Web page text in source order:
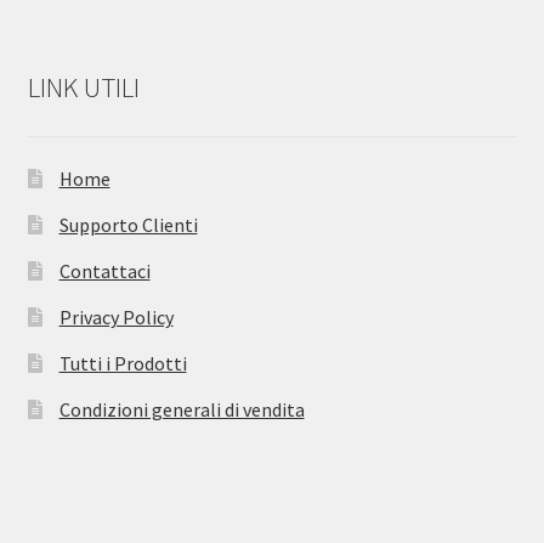
LINK UTILI
Home
Supporto Clienti
Contattaci
Privacy Policy
Tutti i Prodotti
Condizioni generali di vendita